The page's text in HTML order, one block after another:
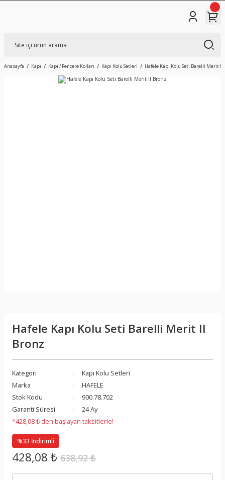
Anasayfa Kapı Kapı / Pencere Kolları Kapı Kolu Setleri Hafele Kapı Kolu Seti Barelli Merit II
Hafele Kapı Kolu Seti Barelli Merit II
Bronz
Kategori
Kapı Kolu Setleri
Marka
HAFELE
Stok Kodu
900.78.702
Garanti Süresi
24 Ay
*428,08 ₺ den başlayan taksitlerle!
%33 İndirimli
428,08 ₺ 638,92 ₺